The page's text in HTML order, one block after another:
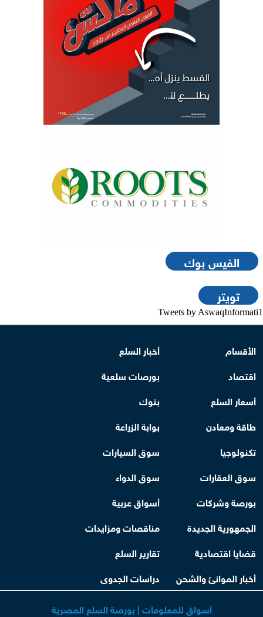
الفيس بوك
تويتر
Tweets by AswaqInformati1
الأقسام
أخبار السلع
اقتصاد
بورصات سلعية
أسعار السلع
بنوك
طاقة ومعادن
بوابة الزراعة
تكنولوجيا
سوق السيارات
سوق العقارات
سوق الدواء
بورصة وشركات
أسواق عربية
الجمهورية الجديدة
مناقصات ومزايدات
قضايا اقتصادية
تقارير السلع
أخبار الموانئ والشحن
دراسات الجدوى
أسواق للمعلومات | بورصة السلع المصرية